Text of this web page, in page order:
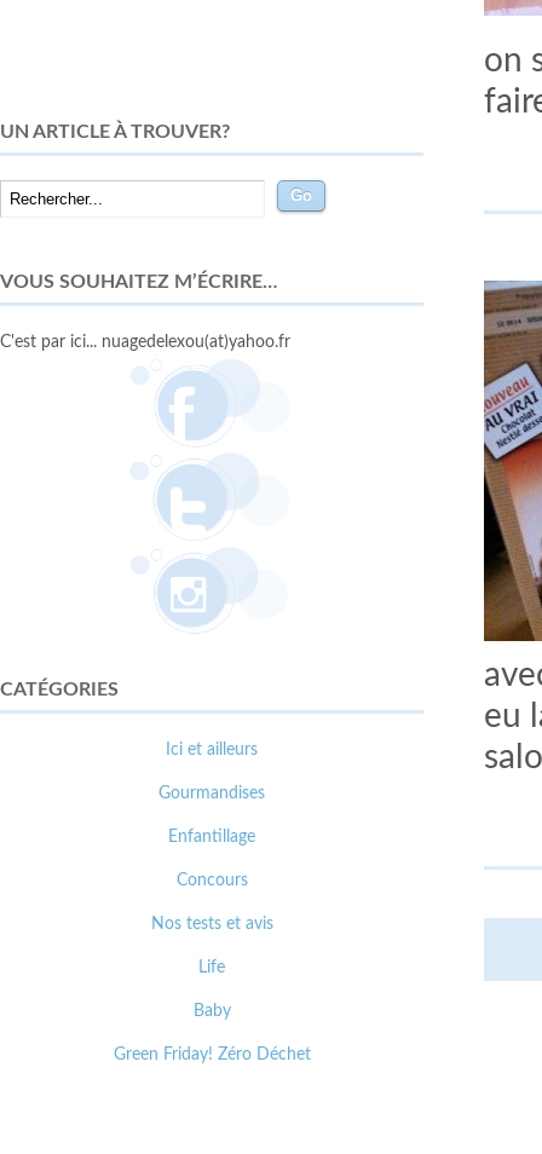
on
eu
UN ARTICLE À TROUVER?
VOUS SOUHAITEZ M’ÉCRIRE…
C'est par ici... nuagedelexou(at)yahoo.fr
CATÉGORIES
Ici et ailleurs
Gourmandises
Enfantillage
Concours
Nos tests et avis
Life
Baby
Green Friday! Zéro Déchet